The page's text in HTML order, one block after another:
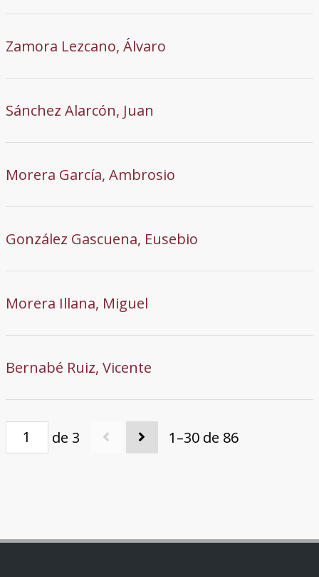
Zamora Lezcano, Álvaro
Sánchez Alarcón, Juan
Morera García, Ambrosio
González Gascuena, Eusebio
Morera Illana, Miguel
Bernabé Ruiz, Vicente
de 3 1–30 de 86